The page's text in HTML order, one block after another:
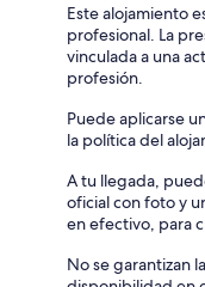
Este alojamiento
profesional. La
vinculada a una
profesión.
Puede aplicarse
la política del
A tu llegada,
oficial con foto y
en efectivo, para
No se garantizan